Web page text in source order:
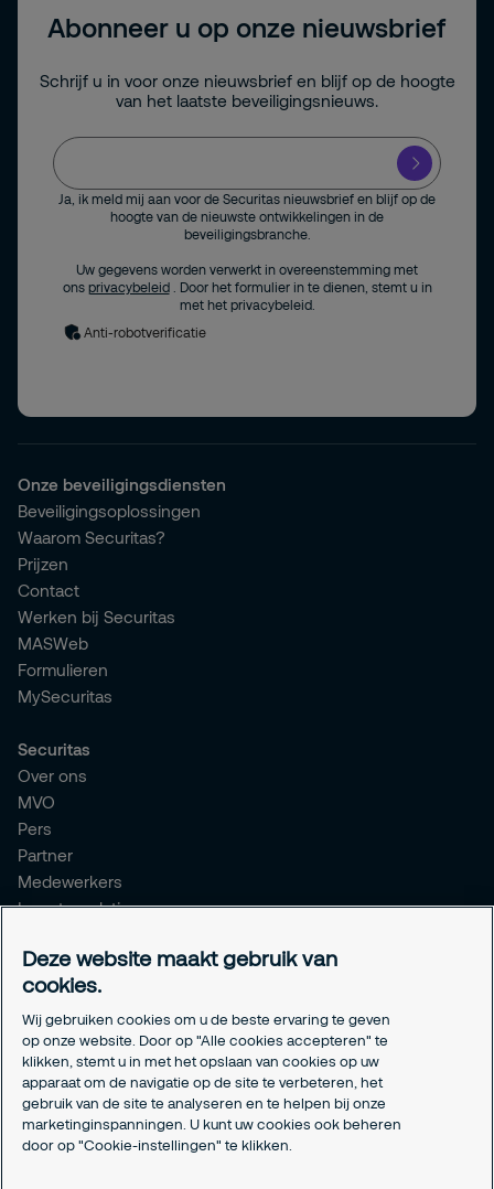
Abonneer u op onze nieuwsbrief
Schrijf u in voor onze nieuwsbrief en blijf op de hoogte
van het laatste beveiligingsnieuws.
Ja, ik meld mij aan voor de Securitas nieuwsbrief en blijf op de
hoogte van de nieuwste ontwikkelingen in de
beveiligingsbranche.
Uw gegevens worden verwerkt in overeenstemming met
ons privacybeleid
. Door het formulier in te dienen, stemt u in
met het privacybeleid.
Anti-robotverificatie
Onze beveiligingsdiensten
Beveiligingsoplossingen
Waarom Securitas?
Prijzen
Contact
Werken bij Securitas
MASWeb
Formulieren
MySecuritas
Securitas
Over ons
MVO
Pers
Partner
Medewerkers
Investor relations
Certificeringen
Aanmeldformulieren installatiepartners
Juridisch
Privacyverklaring
Algemene voorwaarden
Responsible disclosure
Cookie-instellingen
Deze website maakt gebruik van
cookies.
Wij gebruiken cookies om u de beste ervaring te geven
op onze website. Door op "Alle cookies accepteren" te
klikken, stemt u in met het opslaan van cookies op uw
apparaat om de navigatie op de site te verbeteren, het
gebruik van de site te analyseren en te helpen bij onze
marketinginspanningen. U kunt uw cookies ook beheren
door op "Cookie-instellingen" te klikken.